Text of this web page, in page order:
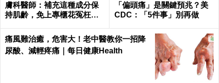
膚科醫師：補充這種成分保
持肌齡，免上專櫃花冤枉錢
「偏頭痛」是關鍵預兆？美
CDC：「5件事」別再做
痛風難治癒，危害大！老中醫教你一招降
尿酸、減輕疼痛｜每日健康Health